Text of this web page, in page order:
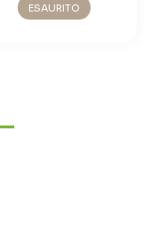
ESAURITO